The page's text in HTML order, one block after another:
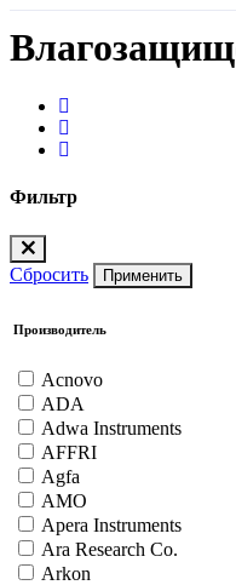
Фильтр
Сбросить Применить
Производитель
Acnovo
ADA
Adwa Instruments
AFFRI
Agfa
AMO
Apera Instruments
Ara Research Co.
Arkon